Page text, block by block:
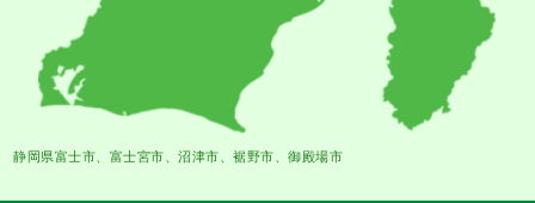
静岡県富士市、富士宮市、沼津市、裾野市、御殿場市